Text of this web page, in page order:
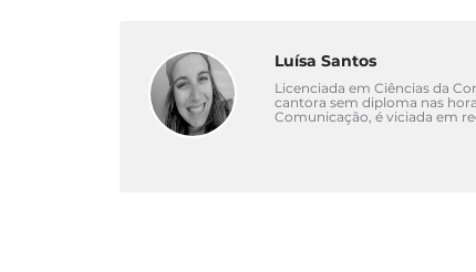
Luísa Santos
Licenciada em Ciências da
cantora sem diploma nas
Comunicação, é viciada em